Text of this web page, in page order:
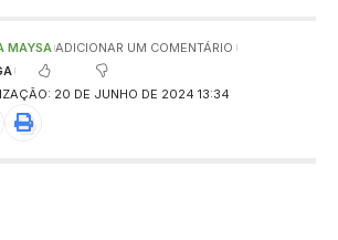
20 DE JUNHO DE 2024 13:34
MAYSA ADICIONAR UM COMENTÁRIO